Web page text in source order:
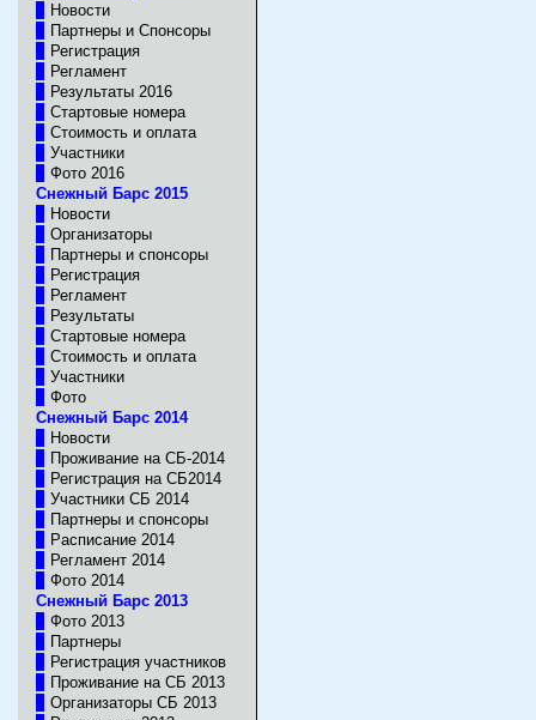
Новости
Партнеры и Спонсоры
Регистрация
Регламент
Результаты 2016
Стартовые номера
Стоимость и оплата
Участники
Фото 2016
Снежный Барс 2015
Новости
Организаторы
Партнеры и спонсоры
Регистрация
Регламент
Результаты
Стартовые номера
Стоимость и оплата
Участники
Фото
Снежный Барс 2014
Новости
Проживание на СБ-2014
Регистрация на СБ2014
Участники CБ 2014
Партнеры и спонсоры
Расписание 2014
Регламент 2014
Фото 2014
Снежный Барс 2013
Фото 2013
Партнеры
Регистрация участников
Проживание на СБ 2013
Организаторы СБ 2013